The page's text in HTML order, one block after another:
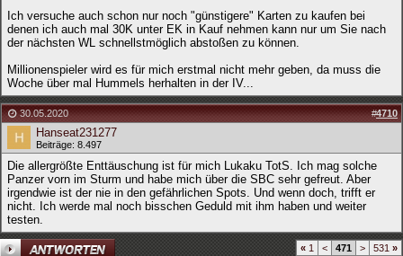
Ich versuche auch schon nur noch "günstigere" Karten zu kaufen bei
denen ich auch mal 30K unter EK in Kauf nehmen kann nur um Sie nach
der nächsten WL schnellstmöglich abstoßen zu können.
Millionenspieler wird es für mich erstmal nicht mehr geben, da muss die
Woche über mal Hummels herhalten in der IV...
30.05.2020 #4710
Hanseat231277
Beiträge: 8.497
Die allergrößte Enttäuschung ist für mich Lukaku TotS. Ich mag solche
Panzer vorn im Sturm und habe mich über die SBC sehr gefreut. Aber
irgendwie ist der nie in den gefährlichen Spots. Und wenn doch, trifft er
nicht. Ich werde mal noch bisschen Geduld mit ihm haben und weiter
testen.
« 1 < 471 > 531 »